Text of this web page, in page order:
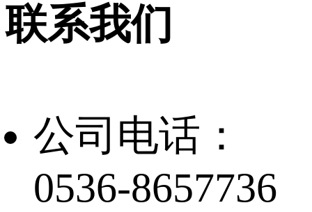
联系我们
公司电话：
0536-8657736